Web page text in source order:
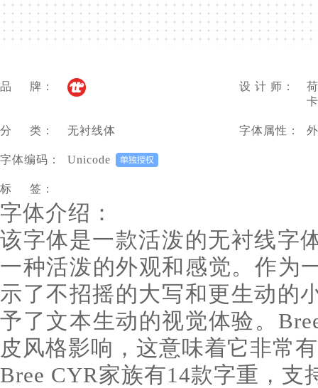
品 牌： 设 计 师：
分 类： 无衬线体 字体属性：
字体编码： Unicode
标 签：
字体介绍：
该字体是一款活泼的无衬线字
一种活泼的外观和感觉。作为
示了不招摇的大写和更生动的
予了文本生动的视觉体验。
皮风格影响，这意味着它非常
Bree CYR家族有14款字重，支